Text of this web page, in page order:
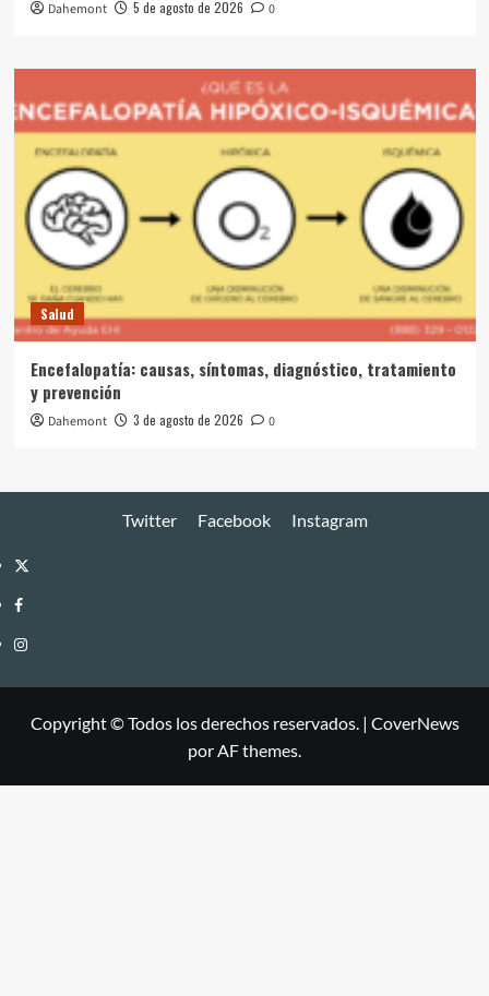
Dahemont 5 de agosto de 2026 0
Salud
Encefalopatía: causas, síntomas, diagnóstico, tratamiento
y prevención
Dahemont 3 de agosto de 2026 0
Twitter Facebook Instagram
Twitter
Facebook
Instagram
Copyright © Todos los derechos reservados. | CoverNews
por AF themes.